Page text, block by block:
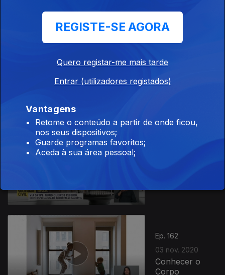
Tecnológicas
Hotéis - Como
Ep. 162
03 nov. 2020
Conhecer o
Corpo
REGISTE-SE AGORA
Quero registar-me mais tarde
Entrar (utilizadores registados)
Vantagens
Retome o conteúdo a partir de onde ficou,
nos seus dispositivos;
Guarde programas favoritos;
Aceda à sua área pessoal;